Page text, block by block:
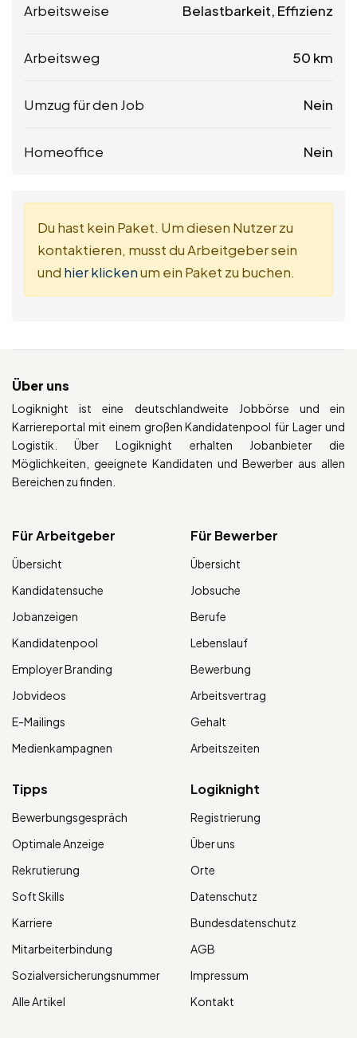
Arbeitsweise Belastbarkeit, Effizienz
Arbeitsweg 50 km
Umzug für den Job Nein
Homeoffice Nein
Du hast kein Paket. Um diesen Nutzer zu
kontaktieren, musst du Arbeitgeber sein
und hier klickenum ein Paket zu buchen.
Über uns
Logiknight ist eine deutschlandweite Jobbörse und ein
Karriereportal mit einem großen Kandidatenpool für Lager und
Logistik. Über Logiknight erhalten Jobanbieter die
Möglichkeiten, geeignete Kandidaten und Bewerber aus allen
Bereichen zu finden.
Für Arbeitgeber
Übersicht
Kandidatensuche
Jobanzeigen
Kandidatenpool
Employer Branding
Jobvideos
E-Mailings
Medienkampagnen
Für Bewerber
Übersicht
Jobsuche
Berufe
Lebenslauf
Bewerbung
Arbeitsvertrag
Gehalt
Arbeitszeiten
Tipps
Bewerbungsgespräch
Optimale Anzeige
Rekrutierung
Soft Skills
Karriere
Mitarbeiterbindung
Sozialversicherungsnummer
Alle Artikel
Logiknight
Registrierung
Über uns
Orte
Datenschutz
Bundesdatenschutz
AGB
Impressum
Kontakt